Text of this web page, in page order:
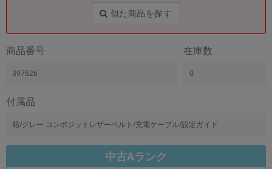
似た商品を探す
商品番号
397626
在庫数
0
付属品
箱/グレー コンポジットレザーベルト/充電ケーブル/設定ガイド
中古Aランク
製造、販売メーカーの絞り込み
機能・特徴
商品の搭載機能による絞り込み
「5G対応」「防水」「ワンセグ」など